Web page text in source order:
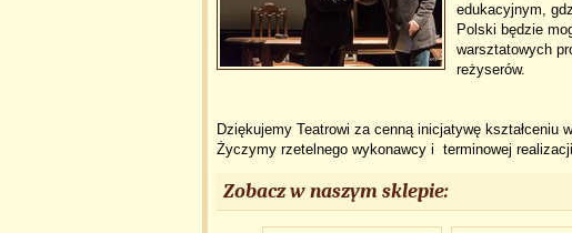
edukacyjnym,
Polski będzie
warsztatowych
reżyserów.
Dziękujemy Teatrowi za cenną inicjatywę
Życzymy rzetelnego wykonawcy i terminowej
Zobacz w naszym sklepie: